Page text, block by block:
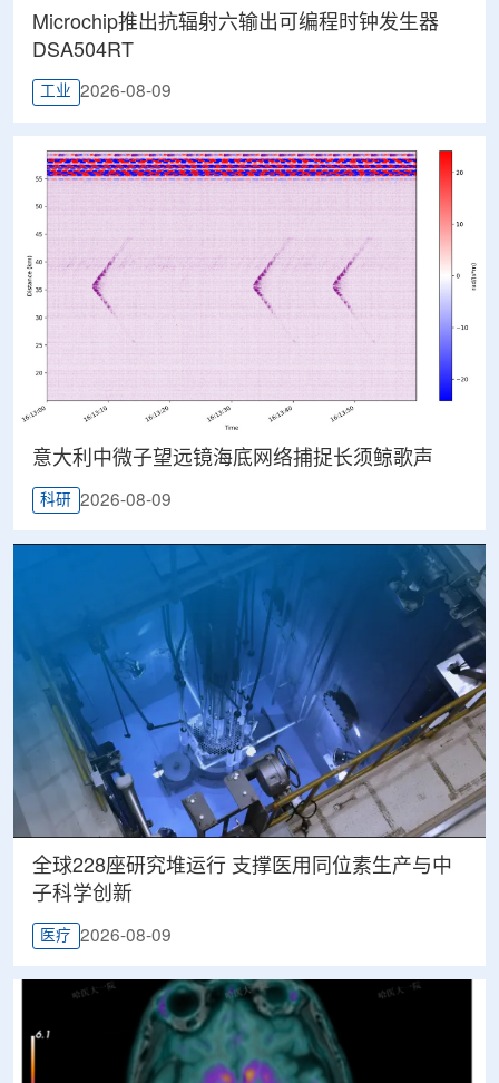
Microchip推出抗辐射六输出可编程时钟发生器
DSA504RT
工业 2026-08-09
意大利中微子望远镜海底网络捕捉长须鲸歌声
科研 2026-08-09
全球228座研究堆运行 支撑医用同位素生产与中
子科学创新
医疗 2026-08-09